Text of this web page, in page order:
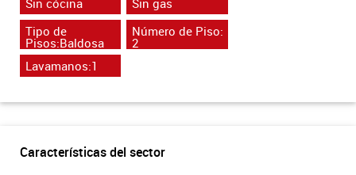
Sin cócina
Sin gas
Tipo de
Pisos:Baldosa
Número de Piso:
2
Lavamanos:1
Características del sector